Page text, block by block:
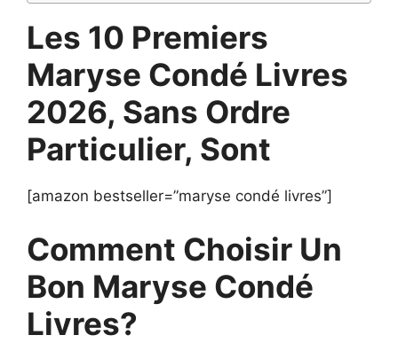
Les 10 Premiers
Maryse Condé Livres
2026, Sans Ordre
Particulier, Sont
[amazon bestseller=”maryse condé livres”]
Comment Choisir Un
Bon Maryse Condé
Livres?